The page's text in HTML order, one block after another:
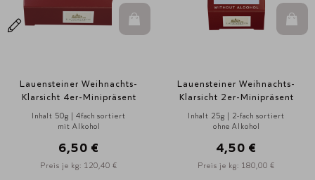
In den Warenkorb
Lauensteiner Weihnachts-
Klarsicht 4er-Minipräsent
Inhalt 50g | 4fach sortiert
mit Alkohol
6,50 €
Preis je kg: 120,40 €
In
Lauensteiner Weihnachts-
Klarsicht 2er-Minipräsent
Inhalt 25g | 2-fach sortiert
ohne Alkohol
4,50 €
Preis je kg: 180,00 €